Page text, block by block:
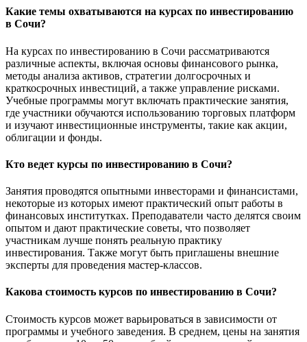
Какие темы охватываются на курсах по инвестированию
в Сочи?
На курсах по инвестированию в Сочи рассматриваются
различные аспекты, включая основы финансового рынка,
методы анализа активов, стратегии долгосрочных и
краткосрочных инвестиций, а также управление рисками.
Учебные программы могут включать практические занятия,
где участники обучаются использованию торговых платформ
и изучают инвестиционные инструменты, такие как акции,
облигации и фонды.
Кто ведет курсы по инвестированию в Сочи?
Занятия проводятся опытными инвесторами и финансистами,
некоторые из которых имеют практический опыт работы в
финансовых институтках. Преподаватели часто делятся своим
опытом и дают практические советы, что позволяет
участникам лучше понять реальную практику
инвестирования. Также могут быть приглашены внешние
эксперты для проведения мастер-классов.
Какова стоимость курсов по инвестированию в Сочи?
Стоимость курсов может варьироваться в зависимости от
программы и учебного заведения. В среднем, цены на занятия